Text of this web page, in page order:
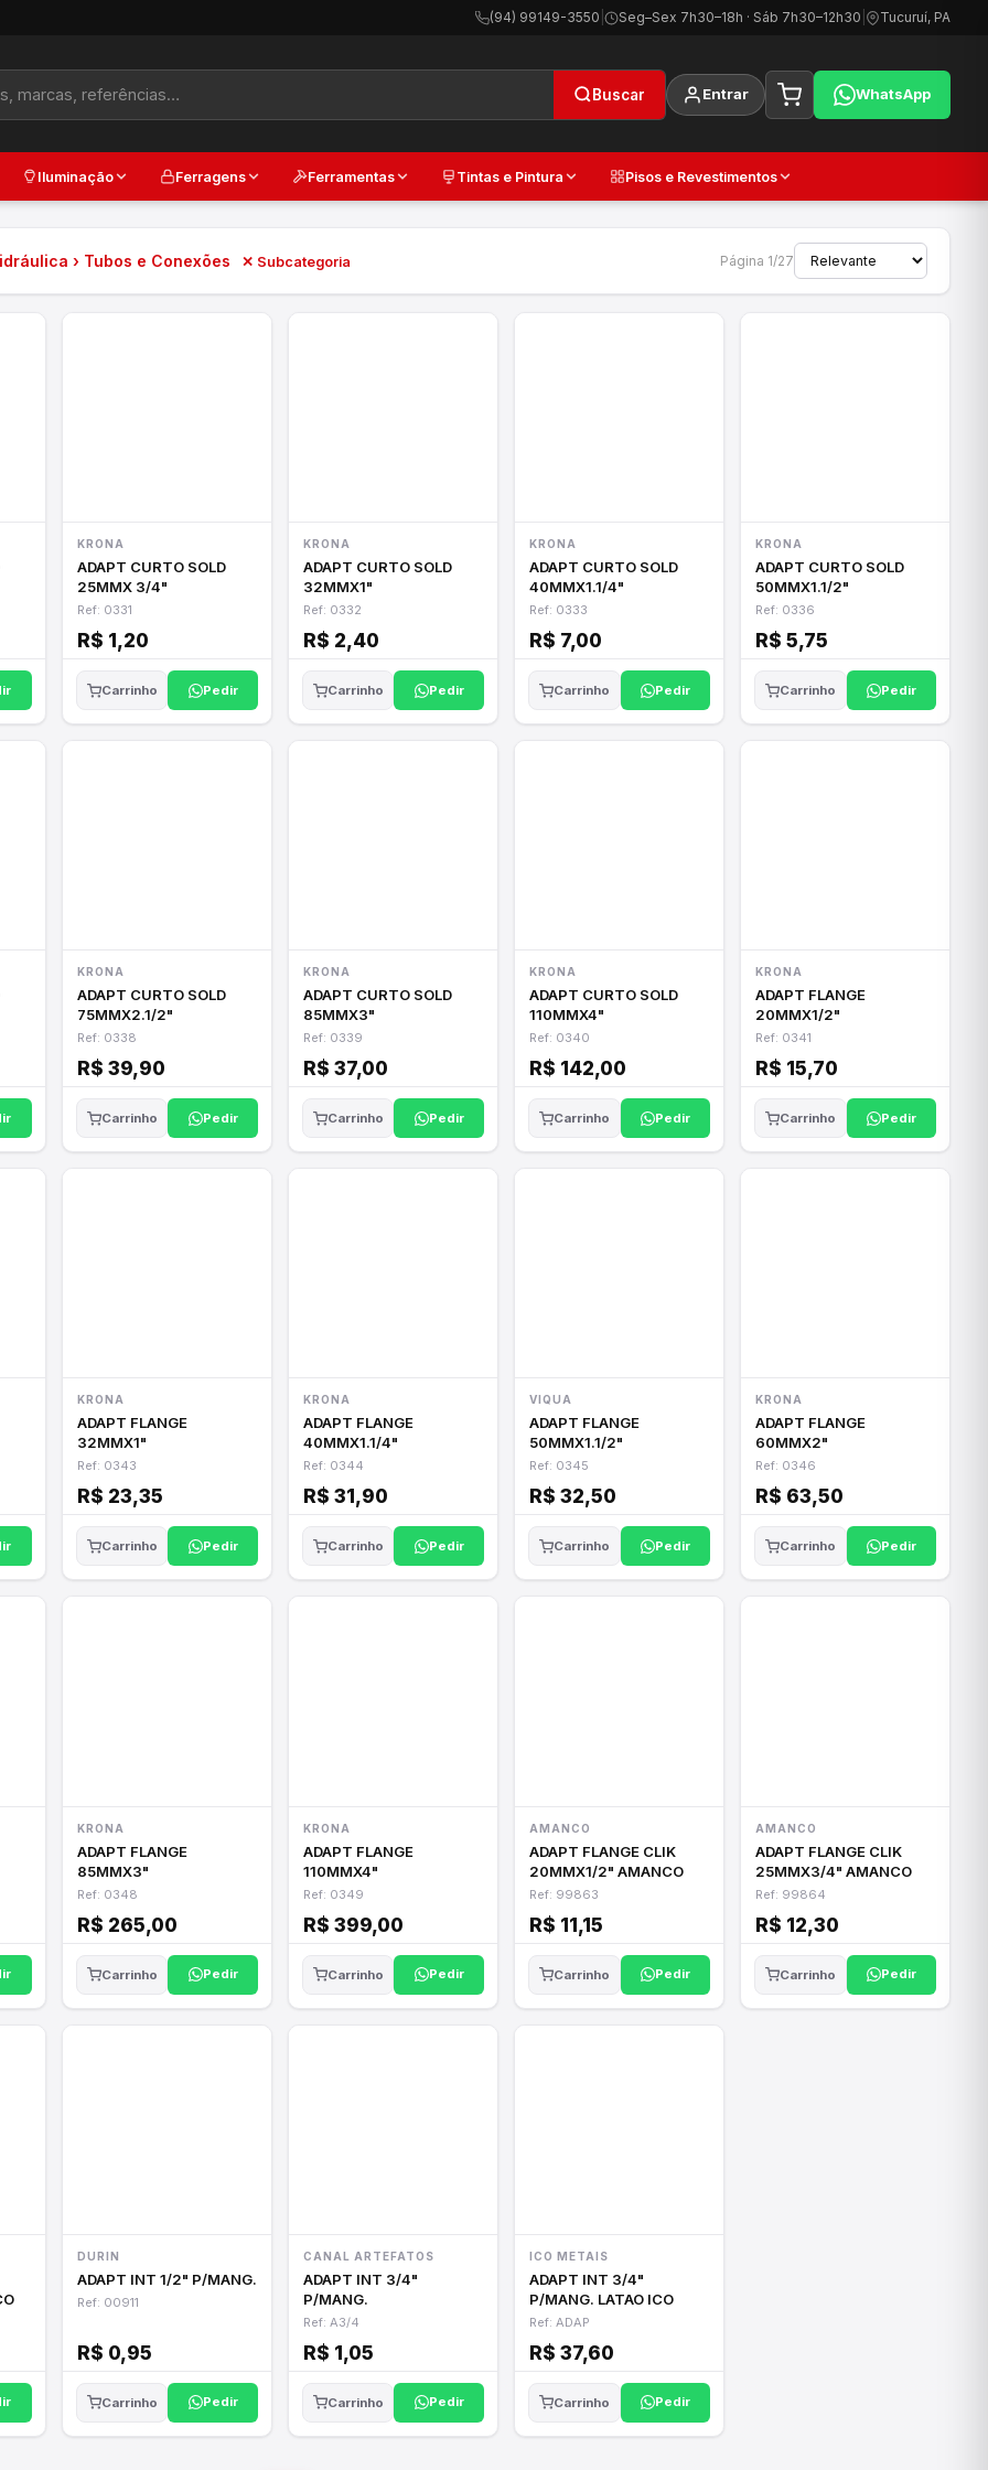
(94) 99149-3550 | Seg–Sex 7h30–18h · Sáb 7h30–12h30 Tucuruí, PA
Buscar Entrar WhatsApp
Iluminação Ferragens Ferramentas Tintas e Pintura Pisos e Revestimentos
› Tubos e Conexões ✕ Subcategoria Página 1/27
KRONA
ADAPT CURTO SOLD
25MMX 3/4"
Ref: 0331
R$ 1,20
Carrinho Pedir
KRONA
ADAPT CURTO SOLD
32MMX1"
Ref: 0332
R$ 2,40
Carrinho Pedir
KRONA
ADAPT CURTO SOLD
40MMX1.1/4"
Ref: 0333
R$ 7,00
Carrinho Pedir
KRONA
ADAPT CURTO SOLD
50MMX1.1/2"
Ref: 0336
R$ 5,75
Carrinho Pedir
KRONA
ADAPT CURTO SOLD
75MMX2.1/2"
Ref: 0338
R$ 39,90
Carrinho Pedir
KRONA
ADAPT CURTO SOLD
85MMX3"
Ref: 0339
R$ 37,00
Carrinho Pedir
KRONA
ADAPT CURTO SOLD
110MMX4"
Ref: 0340
R$ 142,00
Carrinho Pedir
KRONA
ADAPT FLANGE
20MMX1/2"
Ref: 0341
R$ 15,70
Carrinho Pedir
KRONA
ADAPT FLANGE
32MMX1"
Ref: 0343
R$ 23,35
Carrinho Pedir
KRONA
ADAPT FLANGE
40MMX1.1/4"
Ref: 0344
R$ 31,90
Carrinho Pedir
VIQUA
ADAPT FLANGE
50MMX1.1/2"
Ref: 0345
R$ 32,50
Carrinho Pedir
KRONA
ADAPT FLANGE
60MMX2"
Ref: 0346
R$ 63,50
Carrinho Pedir
KRONA
ADAPT FLANGE
85MMX3"
Ref: 0348
R$ 265,00
Carrinho Pedir
KRONA
ADAPT FLANGE
110MMX4"
Ref: 0349
R$ 399,00
Carrinho Pedir
AMANCO
ADAPT FLANGE CLIK
20MMX1/2" AMANCO
Ref: 99863
R$ 11,15
Carrinho Pedir
AMANCO
ADAPT FLANGE CLIK
25MMX3/4" AMANCO
Ref: 99864
R$ 12,30
Carrinho Pedir
DURIN
ADAPT INT 1/2" P/MANG.
Ref: 00911
R$ 0,95
Carrinho Pedir
CANAL ARTEFATOS
ADAPT INT 3/4"
P/MANG.
Ref: A3/4
R$ 1,05
Carrinho Pedir
ICO METAIS
ADAPT INT 3/4"
P/MANG. LATAO ICO
Ref: ADAP
R$ 37,60
Carrinho Pedir